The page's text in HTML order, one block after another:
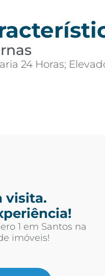
24 Horas;
visita.
1 em Santos na
imóveis!